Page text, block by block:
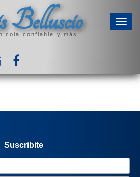
confiable y más
Suscribite